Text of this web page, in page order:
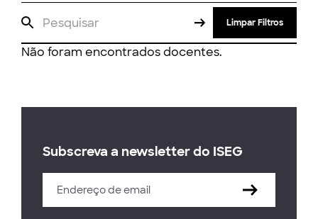
Limpar Filtros
Não foram encontrados docentes.
Subscreva a newsletter do ISEG